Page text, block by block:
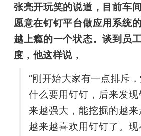
张亮开玩笑的说道，目前车
愿意在钉钉平台做应用系统
越上瘾的一个状态。谈到员
度，他这样说，
“刚开始大家有一点排斥
什么要用钉钉，后来发
来越强大，能挖掘的越
越来越喜欢用钉钉了。现